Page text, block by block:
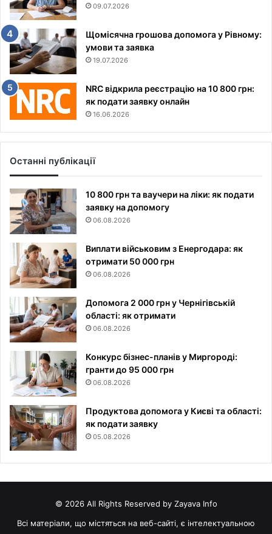
09.07.2026
Щомісячна грошова допомога у Рівному:
умови та заявка
19.07.2026
NRC відкрила реєстрацію на 10 800 грн:
як подати заявку онлайн
16.06.2026
Останні публікації
10 800 грн та ваучери на ліки: як подати
заявку на допомогу
06.08.2026
Виплати військовим з Енергодара: як
отримати 50 000 грн
06.08.2026
Допомога 2 000 грн у Чернігівській
області: як отримати
06.08.2026
Конкурс бізнес-планів у Миргороді:
гранти до 95 000 грн
06.08.2026
Продуктова допомога у Києві та області:
як подати заявку
05.08.2026
© 2026 All Rights Reserved by Zayava Info
Всі матеріали, що містяться на веб-сайті, є інтелектуальною